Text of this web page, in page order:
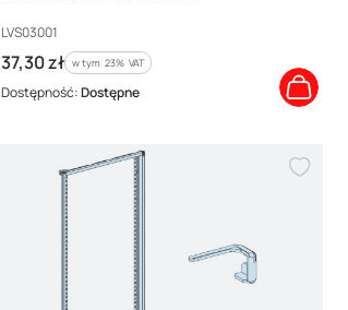
Kod producenta
LVS03001
Cena brutto
37,30 zł w tym %s VAT
w tym 23% VAT
Dostępność:Dostępne